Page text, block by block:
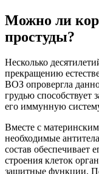
Можно ли
простуды?
Несколько
прекращению
ВОЗ опровергла
грудью способствует
его иммунную
Вместе с
необходимые
состав
строения клеток
защитные функции.